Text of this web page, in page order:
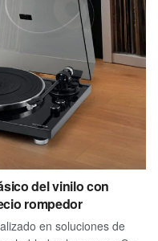
del vinilo con
rompedor
en soluciones de